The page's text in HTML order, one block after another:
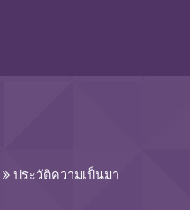
ประวัติความเป็นมา